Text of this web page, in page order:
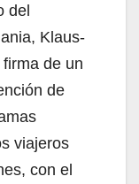
del
Klaus-
de un
de
viajeros
con el